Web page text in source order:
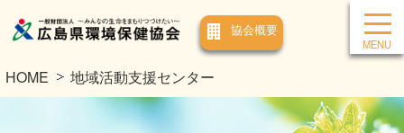
協会概要
HOME 地域活動支援センター